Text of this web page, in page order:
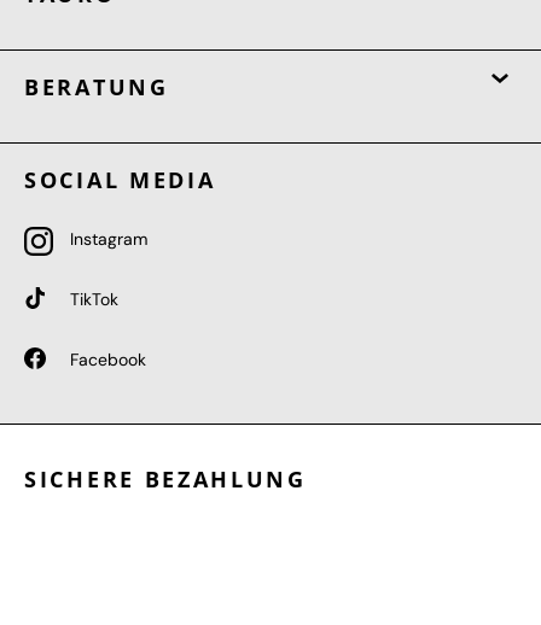
BERATUNG
SOCIAL MEDIA
Instagram
TikTok
Facebook
SICHERE BEZAHLUNG